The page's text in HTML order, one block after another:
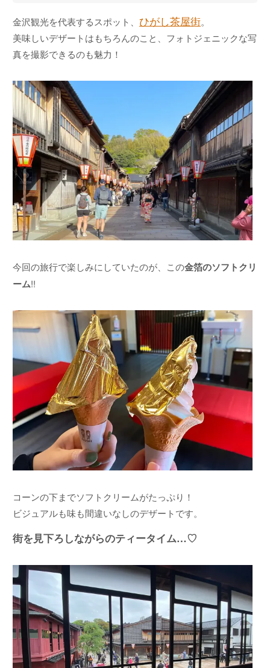
金沢観光を代表するスポット、ひがし茶屋街。
美味しいデザートはもちろんのこと、フォトジェニックな写
真を撮影できるのも魅力！
今回の旅行で楽しみにしていたのが、この金箔のソフトクリ
ーム!!
コーンの下までソフトクリームがたっぷり！
ビジュアルも味も間違いなしのデザートです。
街を見下ろしながらのティータイム…♡